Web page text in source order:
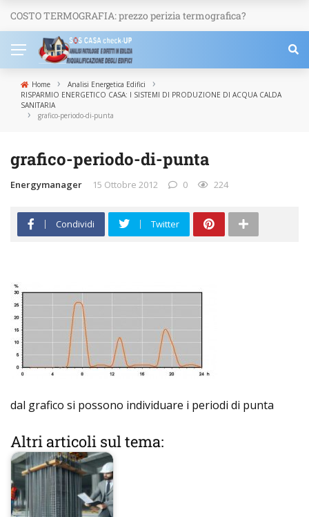
NEWS
COSTO TERMOGRAFIA: prezzo perizia termografica?
Home › Analisi Energetica Edifici ›
RISPARMIO ENERGETICO CASA: I SISTEMI DI PRODUZIONE DI ACQUA CALDA
SANITARIA
› grafico-periodo-di-punta
grafico-periodo-di-punta
Energymanager 15 Ottobre 2012 0 224
Condividi Twitter
dal grafico si possono individuare i periodi di punta
Altri articoli sul tema: